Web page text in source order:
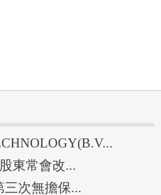
東常會改...
次無擔保...